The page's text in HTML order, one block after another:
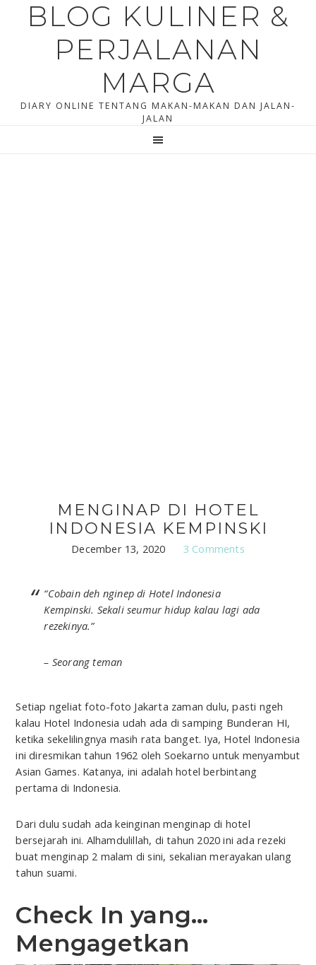
BLOG KULINER &
PERJALANAN
MARGA
DIARY ONLINE TENTANG MAKAN-MAKAN DAN JALAN-
JALAN
MENGINAP DI HOTEL
INDONESIA KEMPINSKI
December 13, 2020 3 Comments
“Cobain deh nginep di Hotel Indonesia
Kempinski. Sekali seumur hidup kalau lagi ada
rezekinya.”
– Seorang teman
Setiap ngeliat foto-foto Jakarta zaman dulu, pasti ngeh
kalau Hotel Indonesia udah ada di samping Bunderan HI,
ketika sekelilingnya masih rata banget. Iya, Hotel Indonesia
ini diresmikan tahun 1962 oleh Soekarno untuk menyambut
Asian Games. Katanya, ini adalah hotel berbintang
pertama di Indonesia.
Dari dulu sudah ada keinginan menginap di hotel
bersejarah ini. Alhamdulillah, di tahun 2020 ini ada rezeki
buat menginap 2 malam di sini, sekalian merayakan ulang
tahun suami.
Check In yang…
Mengagetkan